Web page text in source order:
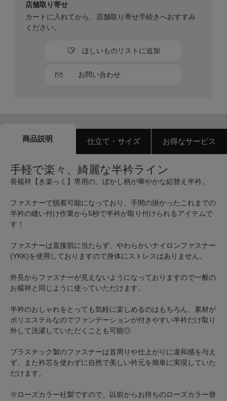
お問い合わせ
ほしいものリストに追加
店舗取り寄せ
カートに入れてから、店舗取り寄せ手続きへおすすみ
ください。
商品説明 仕立て・サイズ お得なサービス
手軽で楽々、綺麗な半衿ライン
長襦袢【き楽っく】専用の、ぼかし柄が華やかな絽替え半衿。
ファスナーで脱着可能になっており、手間の掛かったこれまでの
半衿の縫い付け作業から5秒で半衿が取り付けられるアイテムで
す！
ファスナーは直接肌に当たらず、やわらかいナイロンファスナー
(YKK)を使用しておりますので身体にストレスはありません。
外見からファスナーが見えないようになっておりますので一般の
お襦袢と同じように使っていただけます。
半衿のおしゃれをとっても気軽に楽しめるのはもちろん、素材が
ポリエステルなのでファンデーションが付きやすい半衿だけ取り
外して洗濯していただくことも可能◎
プラスチック製のファスナーは首周りや仕上がりに違和感を与え
ず、また衿芯を使わずに自然で美しい衿元を簡単に実現していた
だけます。
※ローズカラー社製ですので、以前からお持ちのローズカラー替